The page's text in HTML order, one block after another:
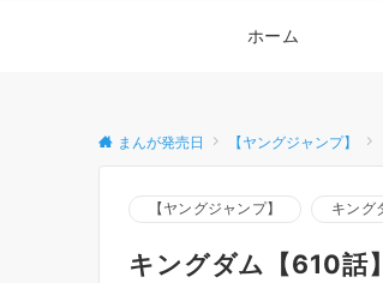
ホーム
まんが発売日 【ヤングジャンプ】
【ヤングジャンプ】 キング
キングダム【610話